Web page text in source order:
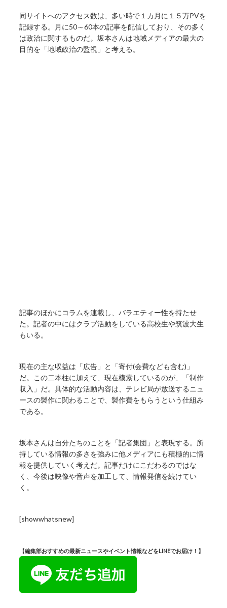
同サイトへのアクセス数は、多い時で１カ月に１５万PVを
記録する。月に50～60本の記事を配信しており、その多く
は政治に関するものだ。坂本さんは地域メディアの最大の
目的を「地域政治の監視」と考える。
記事のほかにコラムを連載し、バラエティー性を持たせ
た。記者の中にはクラブ活動をしている高校生や筑波大生
もいる。
現在の主な収益は「広告」と「寄付(会費なども含む)」
だ。この二本柱に加えて、現在模索しているのが、「制作
収入」だ。具体的な活動内容は、テレビ局が放送するニュ
ースの製作に関わることで、製作費をもらうという仕組み
である。
坂本さんは自分たちのことを「記者集団」と表現する。所
持している情報の多さを強みに他メディアにも積極的に情
報を提供していく考えだ。記事だけにこだわるのではな
く、今後は映像や音声を加工して、情報発信を続けてい
く。
[showwhatsnew]
【編集部おすすめの最新ニュースやイベント情報などをLINEでお届け！】